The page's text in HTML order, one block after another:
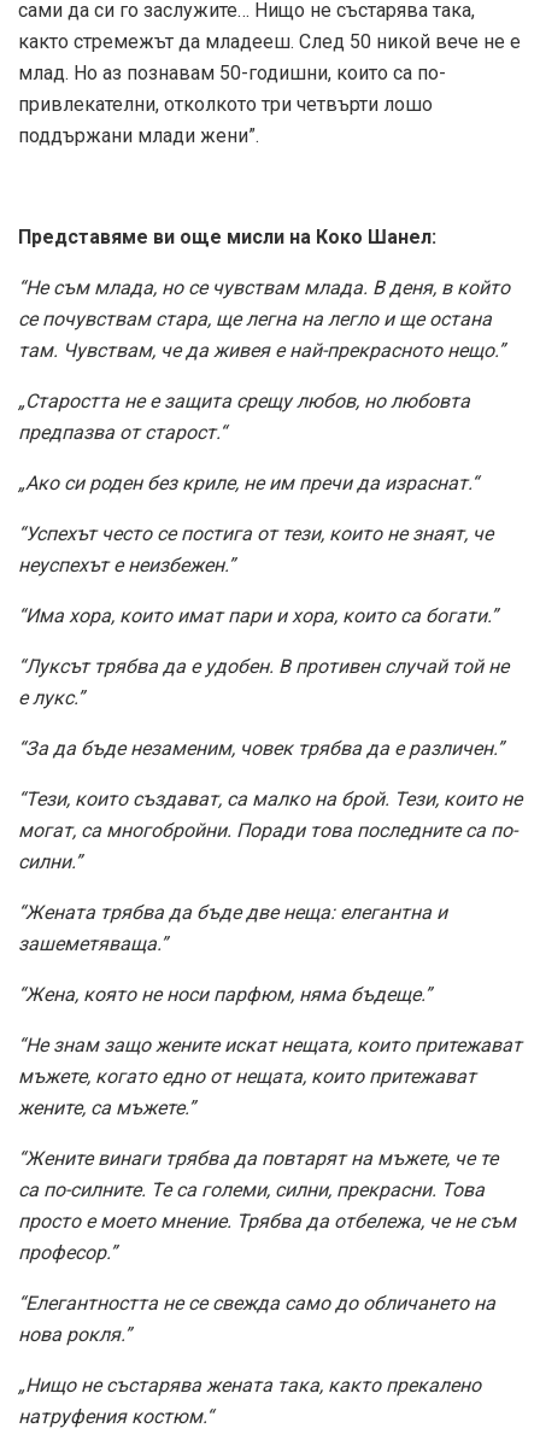
сами да си го заслужите… Нищо не състарява така,
както стремежът да младееш. След 50 никой вече не е
млад. Но аз познавам 50-годишни, които са по-
привлекателни, отколкото три четвърти лошо
поддържани млади жени”.
Представяме ви още мисли на Коко Шанел:
“Не съм млада, но се чувствам млада. В деня, в който
се почувствам стара, ще легна на легло и ще остана
там. Чувствам, че да живея е най-прекрасното нещо.”
„Старостта не е защита срещу любов, но любовта
предпазва от старост.“
„Ако си роден без криле, не им пречи да израснат.“
“Успехът често се постига от тези, които не знаят, че
неуспехът е неизбежен.”
“Има хора, които имат пари и хора, които са богати.”
“Луксът трябва да е удобен. В противен случай той не
е лукс.”
“За да бъде незаменим, човек трябва да е различен.”
“Тези, които създават, са малко на брой. Тези, които не
могат, са многобройни. Поради това последните са по-
силни.”
“Жената трябва да бъде две неща: елегантна и
зашеметяваща.”
“Жена, която не носи парфюм, няма бъдеще.”
“Не знам защо жените искат нeщата, които притежават
мъжете, когато едно от нещата, които притежават
жените, са мъжете.”
“Жените винаги трябва да повтарят на мъжете, че те
са по-силните. Те са големи, силни, прекрасни. Това
просто е моето мнение. Трябва да отбележа, че не съм
професор.”
“Елегантността не се свежда само до обличането на
нова рокля.”
„Нищо не състарява жената така, както прекалено
натруфения костюм.“